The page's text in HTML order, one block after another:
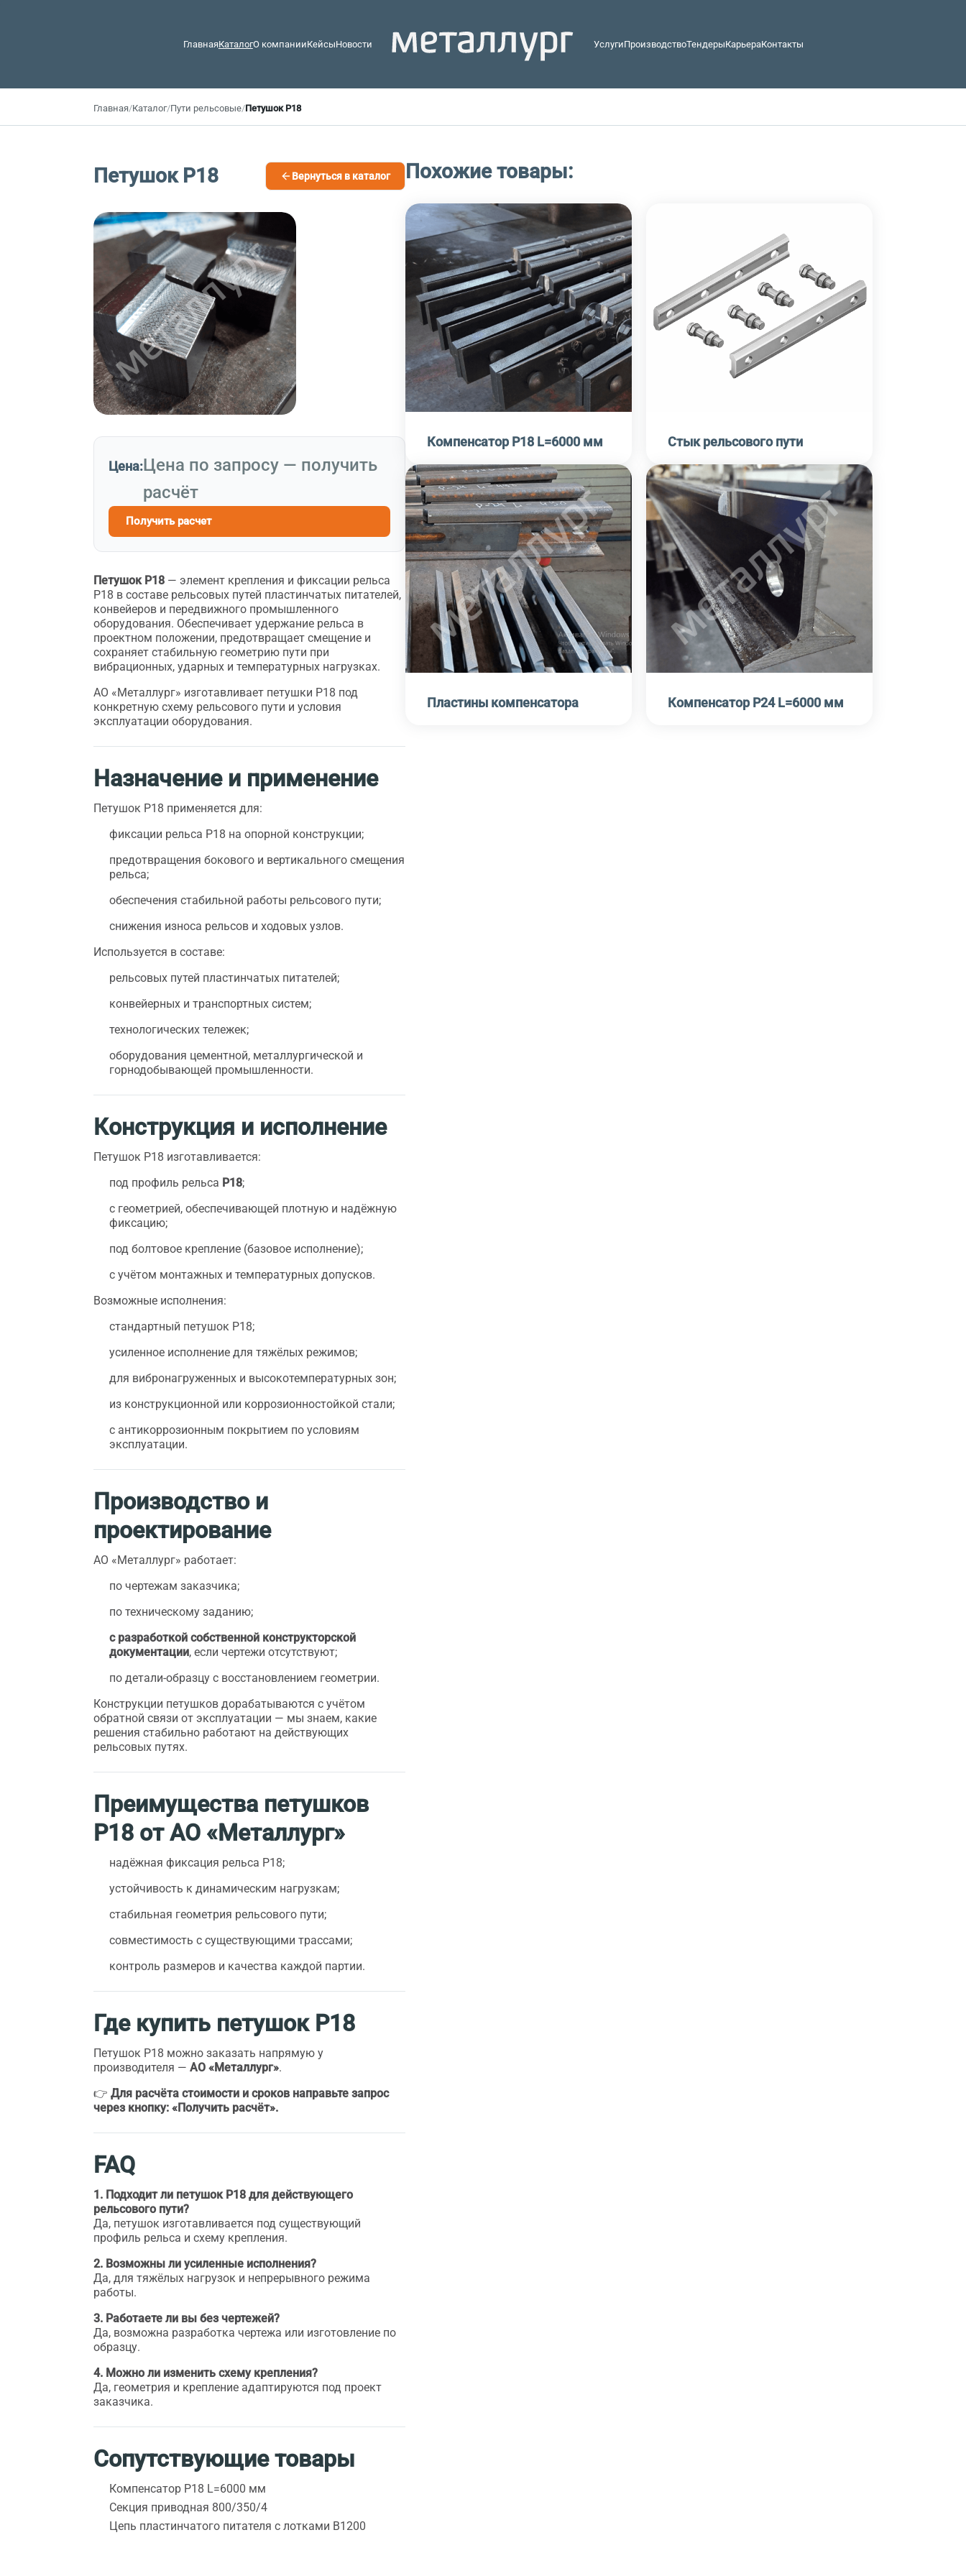
ГлавнаяКаталогО компанииКейсыНовости УслугиПроизводствоТендерыКарьераКонтакты
Главная/Каталог/Пути рельсовые/Петушок Р18
Петушок Р18 Вернуться в каталог
Цена:Цена по запросу — получить
расчёт
Получить расчет
Петушок Р18 — элемент крепления и фиксации рельса
Р18 в составе рельсовых путей пластинчатых питателей,
конвейеров и передвижного промышленного
оборудования. Обеспечивает удержание рельса в
проектном положении, предотвращает смещение и
сохраняет стабильную геометрию пути при
вибрационных, ударных и температурных нагрузках.
АО «Металлург» изготавливает петушки Р18 под
конкретную схему рельсового пути и условия
эксплуатации оборудования.
Назначение и применение
Петушок Р18 применяется для:
фиксации рельса Р18 на опорной конструкции;
предотвращения бокового и вертикального смещения
рельса;
обеспечения стабильной работы рельсового пути;
снижения износа рельсов и ходовых узлов.
Используется в составе:
рельсовых путей пластинчатых питателей;
конвейерных и транспортных систем;
технологических тележек;
оборудования цементной, металлургической и
горнодобывающей промышленности.
Конструкция и исполнение
Петушок Р18 изготавливается:
под профиль рельса Р18;
с геометрией, обеспечивающей плотную и надёжную
фиксацию;
под болтовое крепление (базовое исполнение);
с учётом монтажных и температурных допусков.
Возможные исполнения:
стандартный петушок Р18;
усиленное исполнение для тяжёлых режимов;
для вибронагруженных и высокотемпературных зон;
из конструкционной или коррозионностойкой стали;
с антикоррозионным покрытием по условиям
эксплуатации.
Производство и
проектирование
АО «Металлург» работает:
по чертежам заказчика;
по техническому заданию;
с разработкой собственной конструкторской
документации, если чертежи отсутствуют;
по детали-образцу с восстановлением геометрии.
Конструкции петушков дорабатываются с учётом
обратной связи от эксплуатации — мы знаем, какие
решения стабильно работают на действующих
рельсовых путях.
Преимущества петушков
Р18 от АО «Металлург»
надёжная фиксация рельса Р18;
устойчивость к динамическим нагрузкам;
стабильная геометрия рельсового пути;
совместимость с существующими трассами;
контроль размеров и качества каждой партии.
Где купить петушок Р18
Петушок Р18 можно заказать напрямую у
производителя — АО «Металлург».
👉 Для расчёта стоимости и сроков направьте запрос
через кнопку: «Получить расчёт».
FAQ
1. Подходит ли петушок Р18 для действующего
рельсового пути?
Да, петушок изготавливается под существующий
профиль рельса и схему крепления.
2. Возможны ли усиленные исполнения?
Да, для тяжёлых нагрузок и непрерывного режима
работы.
3. Работаете ли вы без чертежей?
Да, возможна разработка чертежа или изготовление по
образцу.
4. Можно ли изменить схему крепления?
Да, геометрия и крепление адаптируются под проект
заказчика.
Сопутствующие товары
Компенсатор Р18 L=6000 мм
Секция приводная 800/350/4
Цепь пластинчатого питателя с лотками В1200
Похожие товары:
Компенсатор Р18 L=6000 мм Стык рельсового пути
Пластины компенсатора Компенсатор Р24 L=6000 мм